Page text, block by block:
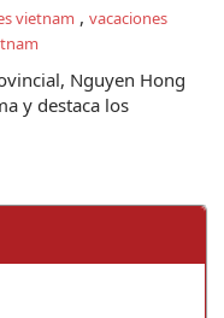
vietnam , vacaciones
Nguyen Hong
y destaca los